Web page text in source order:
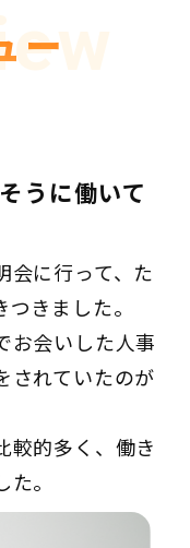
ー
うに働いて
会に行って、た
きました。
お会いした人事
されていたのが
較的多く、働き
。